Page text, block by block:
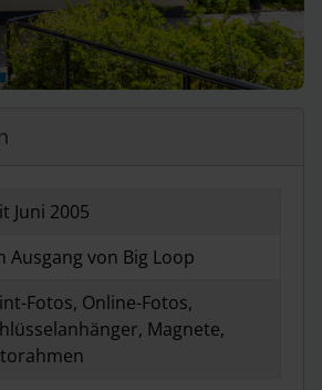
Juni 2005
Ausgang von Big Loop
Fotos, Online-Fotos,
Magnete,